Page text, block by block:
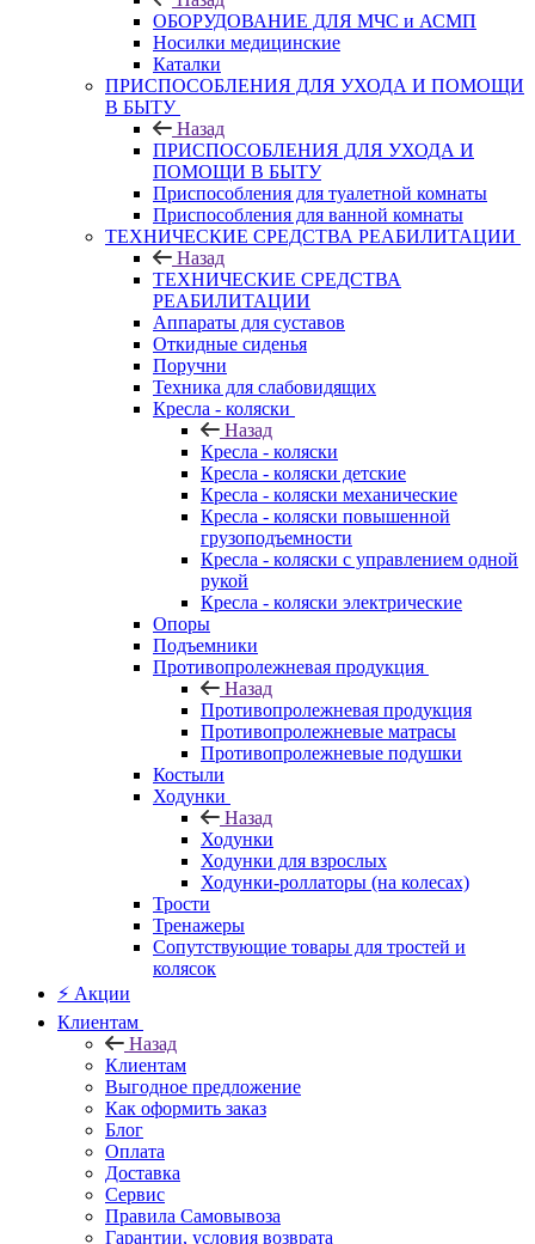
ОБОРУДОВАНИЕ ДЛЯ МЧС и АСМП
Носилки медицинские
Каталки
ПРИСПОСОБЛЕНИЯ ДЛЯ УХОДА И ПОМОЩИ
В БЫТУ
Назад
ПРИСПОСОБЛЕНИЯ ДЛЯ УХОДА И
ПОМОЩИ В БЫТУ
Приспособления для туалетной комнаты
Приспособления для ванной комнаты
ТЕХНИЧЕСКИЕ СРЕДСТВА РЕАБИЛИТАЦИИ
Назад
ТЕХНИЧЕСКИЕ СРЕДСТВА
РЕАБИЛИТАЦИИ
Аппараты для суставов
Откидные сиденья
Поручни
Техника для слабовидящих
Кресла - коляски
Назад
Кресла - коляски
Кресла - коляски детские
Кресла - коляски механические
Кресла - коляски повышенной
грузоподъемности
Кресла - коляски с управлением одной
рукой
Кресла - коляски электрические
Опоры
Подъемники
Противопролежневая продукция
Назад
Противопролежневая продукция
Противопролежневые матрасы
Противопролежневые подушки
Костыли
Ходунки
Назад
Ходунки
Ходунки для взрослых
Ходунки-роллаторы (на колесах)
Трости
Тренажеры
Сопутствующие товары для тростей и
колясок
⚡ Акции
Клиентам
Назад
Клиентам
Выгодное предложение
Как оформить заказ
Блог
Оплата
Доставка
Сервис
Правила Самовывоза
Гарантии, условия возврата